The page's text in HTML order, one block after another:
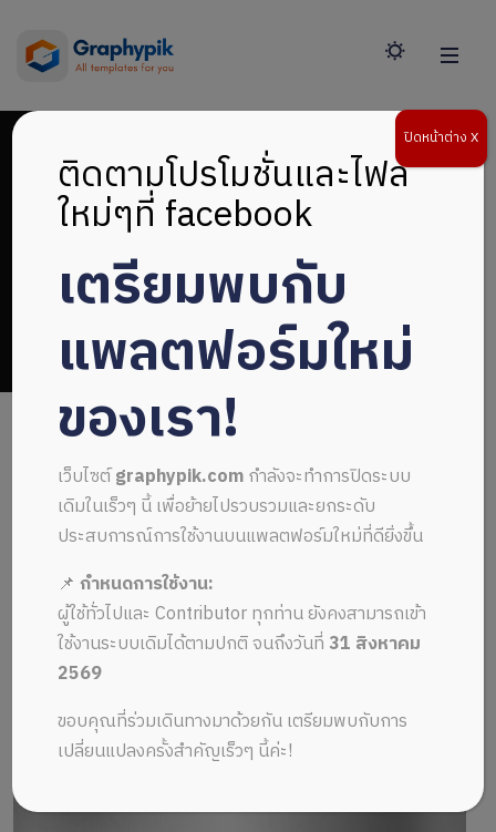
รูปภาพ
ALL MUSIC FROM รูปภาพ
1 Sale
ติดตามโปรโมชั่นและไฟล์
ใหม่ๆที่ facebook
เตรียมพบกับ
แพลตฟอร์มใหม่
ของเรา!
เว็บไซต์graphypik.comกำลังจะทำการปิดระบบ
เดิมในเร็วๆ นี้ เพื่อย้ายไปรวบรวมและยกระดับ
ประสบการณ์การใช้งานบนแพลตฟอร์มใหม่ที่ดียิ่งขึ้น
📌กำหนดการใช้งาน:
ผู้ใช้ทั่วไปและ Contributor ทุกท่าน ยังคงสามารถเข้า
ใช้งานระบบเดิมได้ตามปกติ จนถึงวันที่ 31 สิงหาคม
2569
ขอบคุณที่ร่วมเดินทางมาด้วยกัน เตรียมพบกับการ
เปลี่ยนแปลงครั้งสำคัญเร็วๆ นี้ค่ะ!
ปิดหน้าต่าง X